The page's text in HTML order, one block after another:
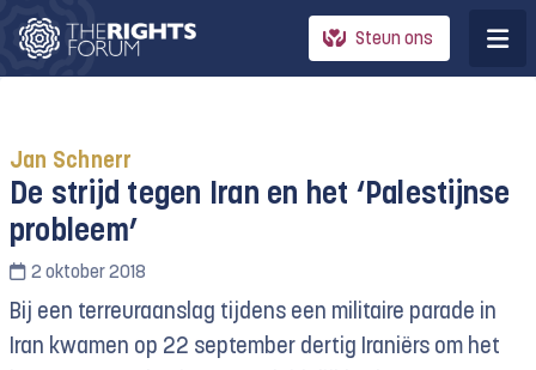
Steun ons
Jan Schnerr
De strijd tegen Iran en het ‘Palestijnse
probleem’
2 oktober 2018
Bij een terreuraanslag tijdens een militaire parade in
Iran kwamen op 22 september dertig Iraniërs om het